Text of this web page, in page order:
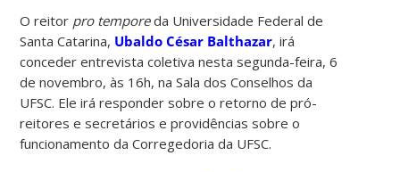
O reitor pro temporeda Universidade Federal de
Santa Catarina, Ubaldo César Balthazar, irá
conceder entrevista coletiva nesta segunda-feira, 6
de novembro, às 16h, na Sala dos Conselhos da
UFSC. Ele irá responder sobre o retorno de pró-
reitores e secretários e providências sobre o
funcionamento da Corregedoria da UFSC.